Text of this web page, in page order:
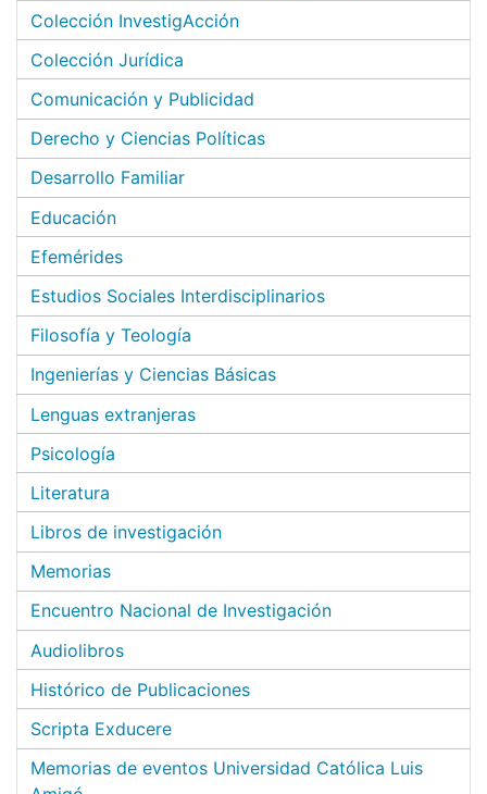
Colección InvestigAcción
Colección Jurídica
Comunicación y Publicidad
Derecho y Ciencias Políticas
Desarrollo Familiar
Educación
Efemérides
Estudios Sociales Interdisciplinarios
Filosofía y Teología
Ingenierías y Ciencias Básicas
Lenguas extranjeras
Psicología
Literatura
Libros de investigación
Memorias
Encuentro Nacional de Investigación
Audiolibros
Histórico de Publicaciones
Scripta Exducere
Memorias de eventos Universidad Católica Luis